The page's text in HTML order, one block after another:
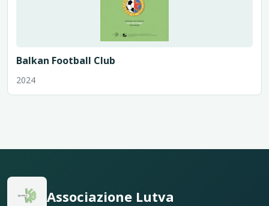
Balkan Football Club
2024
Associazione Lutva